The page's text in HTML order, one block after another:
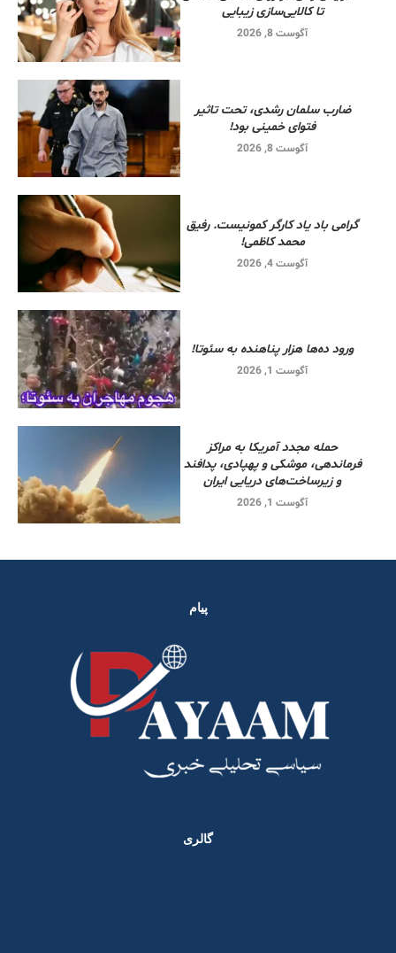
تا کالایی‌سازی زیبایی
آگوست 8, 2026
ضارب سلمان رشدی، تحت تاثیر
فتوای خمینی بود!
آگوست 8, 2026
گرامی باد یاد کارگر کمونیست. رفیق
محمد کاظمی!
آگوست 4, 2026
ورود ده‌ها هزار پناهنده به سئوتا!
آگوست 1, 2026
حمله مجدد آمریکا به مراکز
فرماندهی، موشکی و پهپادی، پدافند
و زیرساخت‌های دریایی ایران
آگوست 1, 2026
پیام
گالری